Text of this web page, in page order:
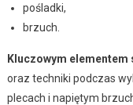
pośladki,
brzuch.
Kluczowym elementem
oraz techniki podczas
plecach i napiętym